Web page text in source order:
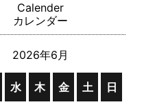
Calender
カレンダー
2026年6月
水 木 金 土 日